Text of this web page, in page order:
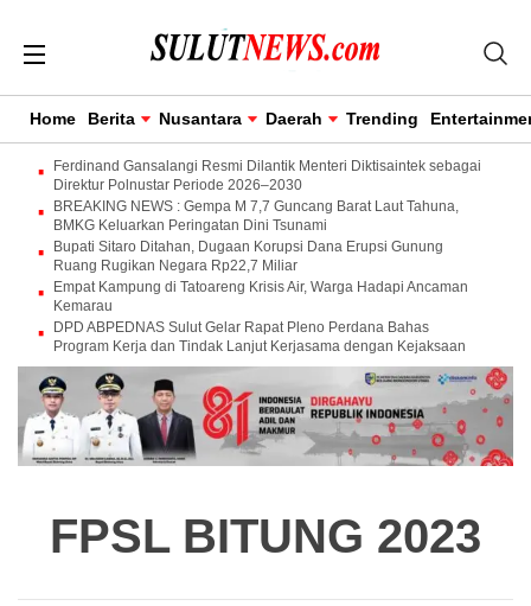
Home Berita Nusantara Daerah Trending
Ferdinand Gansalangi Resmi Dilantik Menteri Diktisaintek sebagai
Direktur Polnustar Periode 2026–2030
BREAKING NEWS : Gempa M 7,7 Guncang Barat Laut Tahuna,
BMKG Keluarkan Peringatan Dini Tsunami
Bupati Sitaro Ditahan, Dugaan Korupsi Dana Erupsi Gunung
Ruang Rugikan Negara Rp22,7 Miliar
Empat Kampung di Tatoareng Krisis Air, Warga Hadapi Ancaman
Kemarau
DPD ABPEDNAS Sulut Gelar Rapat Pleno Perdana Bahas
Program Kerja dan Tindak Lanjut Kerjasama dengan Kejaksaan
FPSL BITUNG 2023